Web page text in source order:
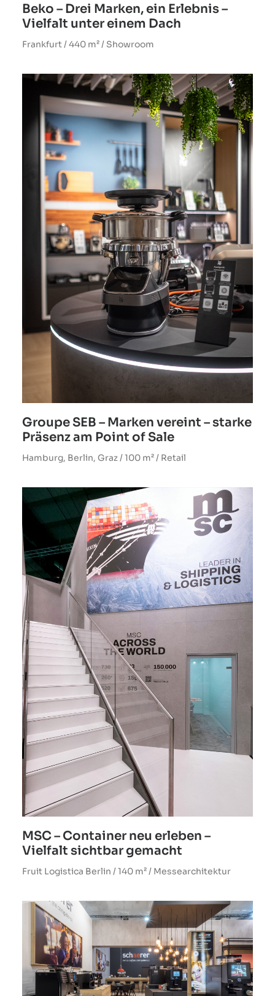
Beko – Drei Marken, ein Erlebnis –
Vielfalt unter einem Dach
Frankfurt / 440 m² / Showroom
Groupe SEB – Marken vereint – starke
Präsenz am Point of Sale
Hamburg, Berlin, Graz / 100 m² / Retail
MSC – Container neu erleben –
Vielfalt sichtbar gemacht
Fruit Logistica Berlin / 140 m² / Messearchitektur